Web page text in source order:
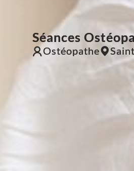
Séances
Ostéopathe